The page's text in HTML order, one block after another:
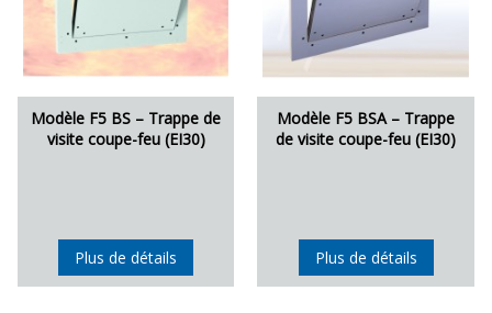
Modèle F5 BS – Trappe de
visite coupe-feu (EI30)
Plus de détails
Modèle F5 BSA – Trappe
de visite coupe-feu (EI30)
Plus de détails